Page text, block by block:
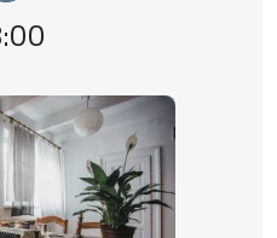
wydarzenia,